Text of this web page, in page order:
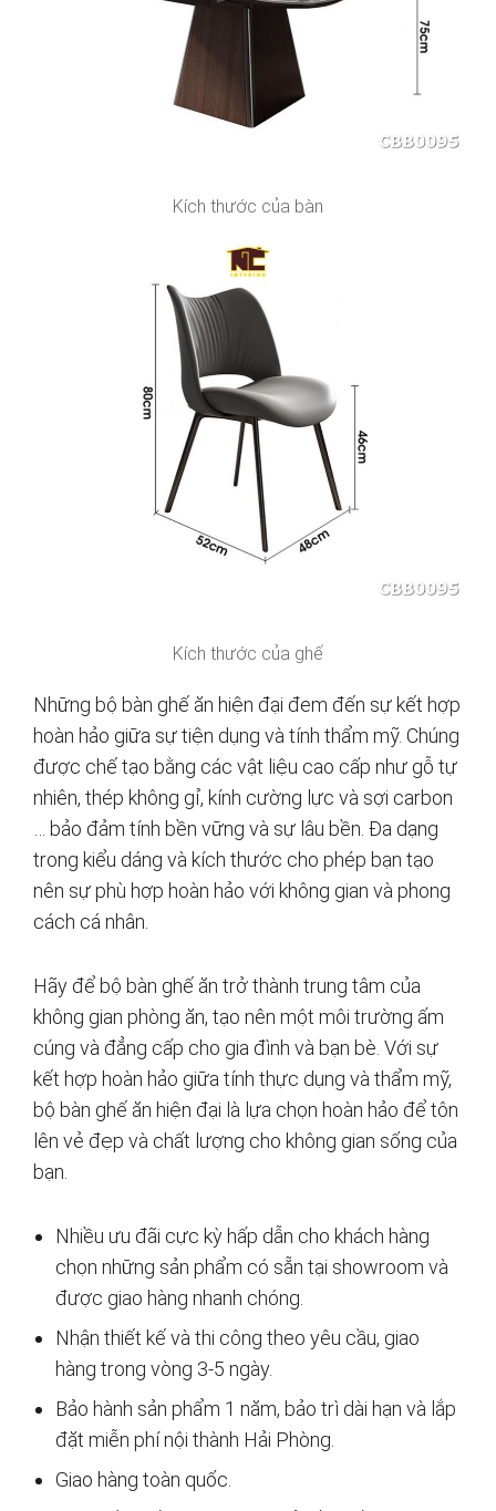
Kích thước của bàn
Kích thước của ghế
Những bộ bàn ghế ăn hiện đại đem đến sự kết hợp
hoàn hảo giữa sự tiện dụng và tính thẩm mỹ. Chúng
được chế tạo bằng các vật liệu cao cấp như gỗ tự
nhiên, thép không gỉ, kính cường lực và sợi carbon
… bảo đảm tính bền vững và sự lâu bền. Đa dạng
trong kiểu dáng và kích thước cho phép bạn tạo
nên sự phù hợp hoàn hảo với không gian và phong
cách cá nhân.
Hãy để bộ bàn ghế ăn trở thành trung tâm của
không gian phòng ăn, tạo nên một môi trường ấm
cúng và đẳng cấp cho gia đình và bạn bè. Với sự
kết hợp hoàn hảo giữa tính thực dụng và thẩm mỹ,
bộ bàn ghế ăn hiện đại là lựa chọn hoàn hảo để tôn
lên vẻ đẹp và chất lượng cho không gian sống của
bạn.
Nhiều ưu đãi cực kỳ hấp dẫn cho khách hàng
chọn những sản phẩm có sẵn tại showroom và
được giao hàng nhanh chóng.
Nhận thiết kế và thi công theo yêu cầu, giao
hàng trong vòng 3-5 ngày.
Bảo hành sản phẩm 1 năm, bảo trì dài hạn và lắp
đặt miễn phí nội thành Hải Phòng.
Giao hàng toàn quốc.